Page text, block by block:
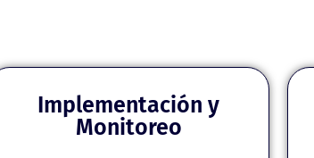
Implementación y
Monitoreo